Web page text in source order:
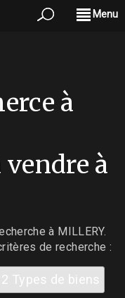
Menu
à
à
à MILLERY.
de recherche :
2 Types de biens